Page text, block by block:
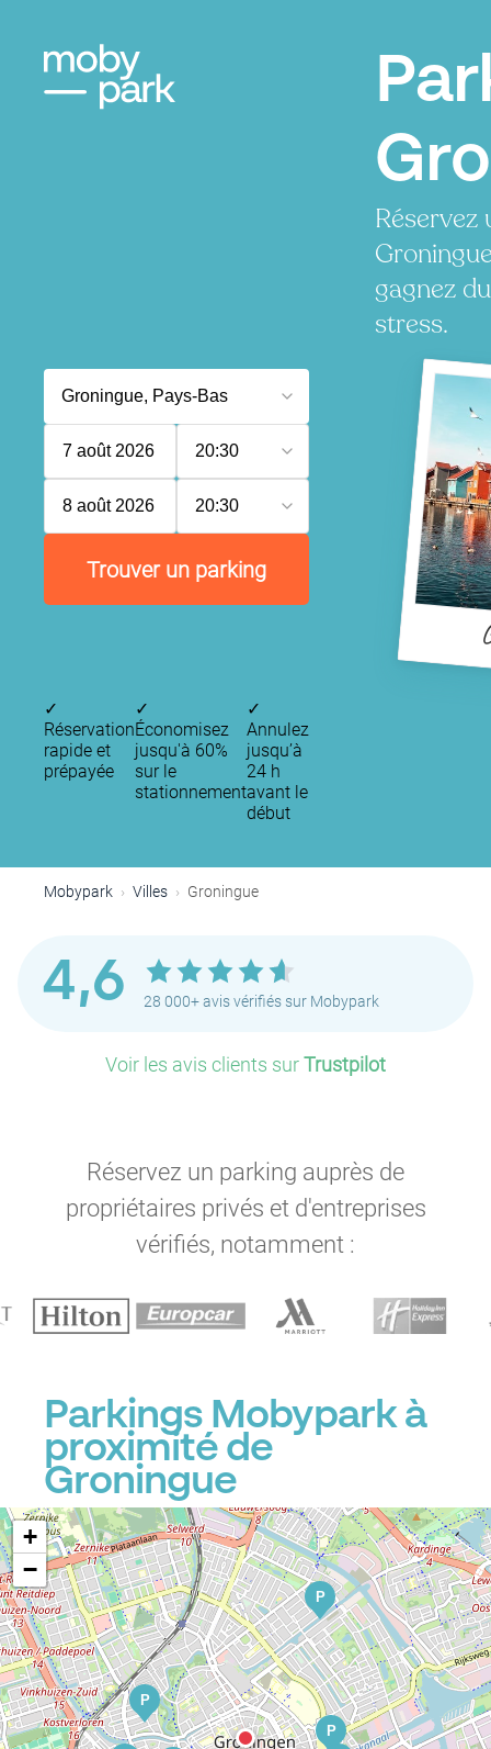
Réservez
gagnez
stress.
7 août 2026 20:30
8 août 2026 20:30
Trouver un parking
✓
Réservation
rapide et
prépayée
✓
Économisez
jusqu'à 60%
sur le
stationnement
✓
Annulez
jusqu’à
24 h
avant le
début
Mobypark Villes Groningue
4,6 28 000+ avis vérifiés sur Mobypark
Voir les avis clients surTrustpilot
Réservez un parking auprès de
propriétaires privés et d'entreprises
vérifiés, notamment :
Parkings Mobypark à
proximité de
Groningue
P
P
P
+
−